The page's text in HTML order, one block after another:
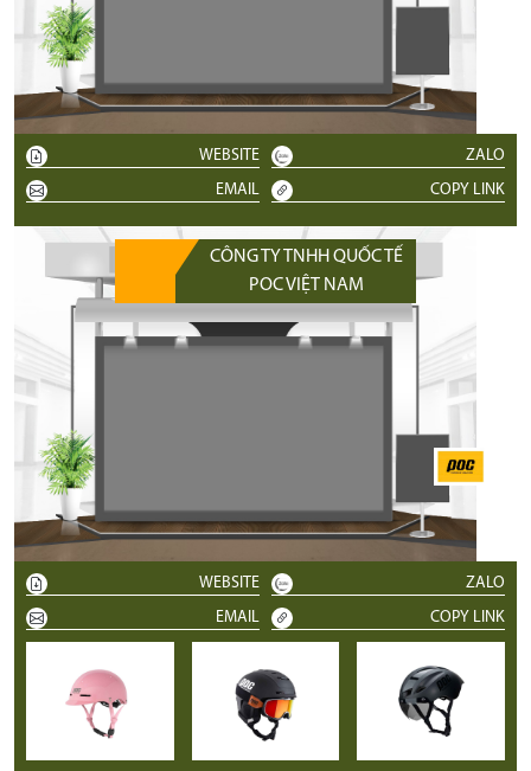
WEBSITE
ZALO
EMAIL
COPY LINK
CÔNG TY TNHH QUỐC TẾ
POC VIỆT NAM
WEBSITE
ZALO
EMAIL
COPY LINK